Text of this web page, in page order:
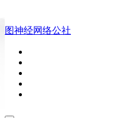
图神经网络公社